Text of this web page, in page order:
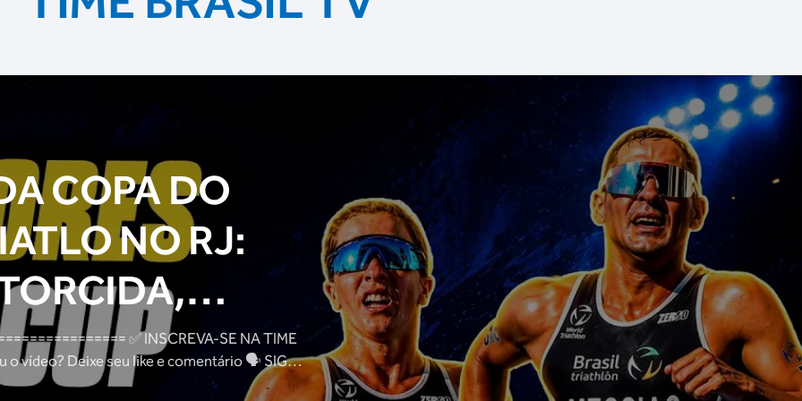
COPA DO
NO RJ:
E
✅ INSCREVA-SE NA TIME